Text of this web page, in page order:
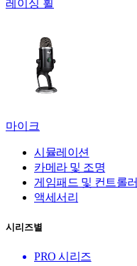
레이싱 휠
마이크
시뮬레이션
카메라 및 조명
게임패드 및 컨트롤러
액세서리
시리즈별
PRO 시리즈